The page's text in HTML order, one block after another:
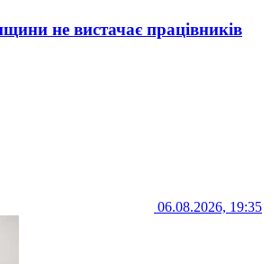
не вистачає працівників
06.08.2026, 19:35